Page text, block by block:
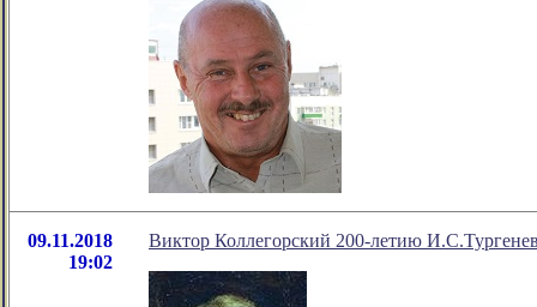
09.11.2018
19:02
Виктор Коллегорский 200-летию